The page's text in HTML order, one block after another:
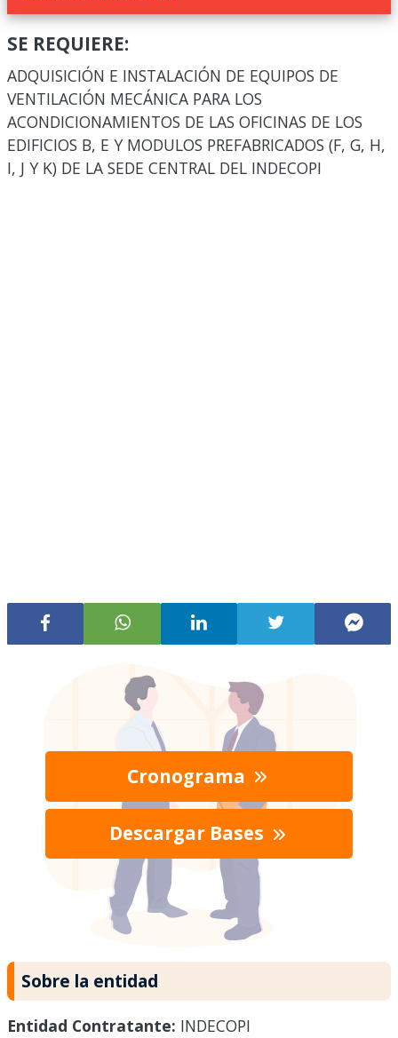
SE REQUIERE:
ADQUISICIÓN E INSTALACIÓN DE EQUIPOS DE
VENTILACIÓN MECÁNICA PARA LOS
ACONDICIONAMIENTOS DE LAS OFICINAS DE LOS
EDIFICIOS B, E Y MODULOS PREFABRICADOS (F, G, H,
I, J Y K) DE LA SEDE CENTRAL DEL INDECOPI
Cronograma
Descargar Bases
Sobre la entidad
Entidad Contratante: INDECOPI